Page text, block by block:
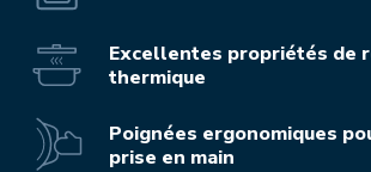
Excellentes propriétés de
thermique
Poignées ergonomiques
prise en main